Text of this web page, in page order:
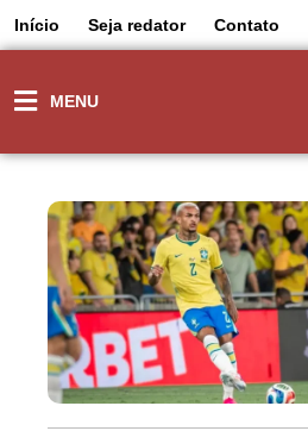
Início Seja redator Contato
MENU